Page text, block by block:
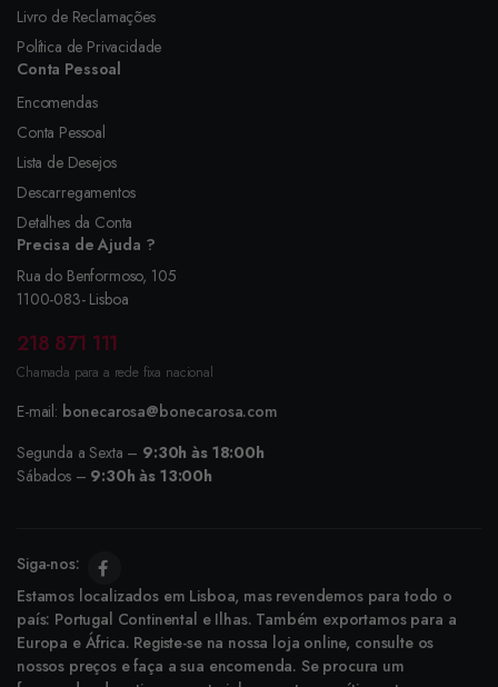
Livro de Reclamações
Política de Privacidade
Conta Pessoal
Encomendas
Conta Pessoal
Lista de Desejos
Descarregamentos
Detalhes da Conta
Precisa de Ajuda ?
Rua do Benformoso, 105
1100-083- Lisboa
218 871 111
Chamada para a rede fixa nacional
E-mail: bonecarosa@bonecarosa.com
Segunda a Sexta – 9:30h às 18:00h
Sábados – 9:30h às 13:00h
Siga-nos:
Estamos localizados em Lisboa, mas revendemos para todo o
país: Portugal Continental e Ilhas. Também exportamos para a
Europa e África. Registe-se na nossa loja online, consulte os
nossos preços e faça a sua encomenda. Se procura um